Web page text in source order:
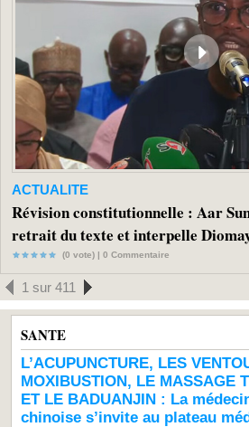
ACTUALITE
Révision constitutionnelle : Aar
retrait du texte et interpelle
(0 vote) | 0 Commentaire
1 sur 411
SANTE
L’ACUPUNCTURE, LES
MOXIBUSTION, LE MASSAGE
ET LE BADUANJIN : La
chinoise s’invite au plateau